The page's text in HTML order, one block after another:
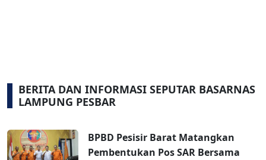
BERITA DAN INFORMASI SEPUTAR BASARNAS
LAMPUNG PESBAR
BPBD Pesisir Barat Matangkan
Pembentukan Pos SAR Bersama